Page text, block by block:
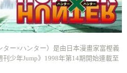
ター×ハンター）是由日本漫畫家富樫義
少年Jump》1998年第14期開始連載至